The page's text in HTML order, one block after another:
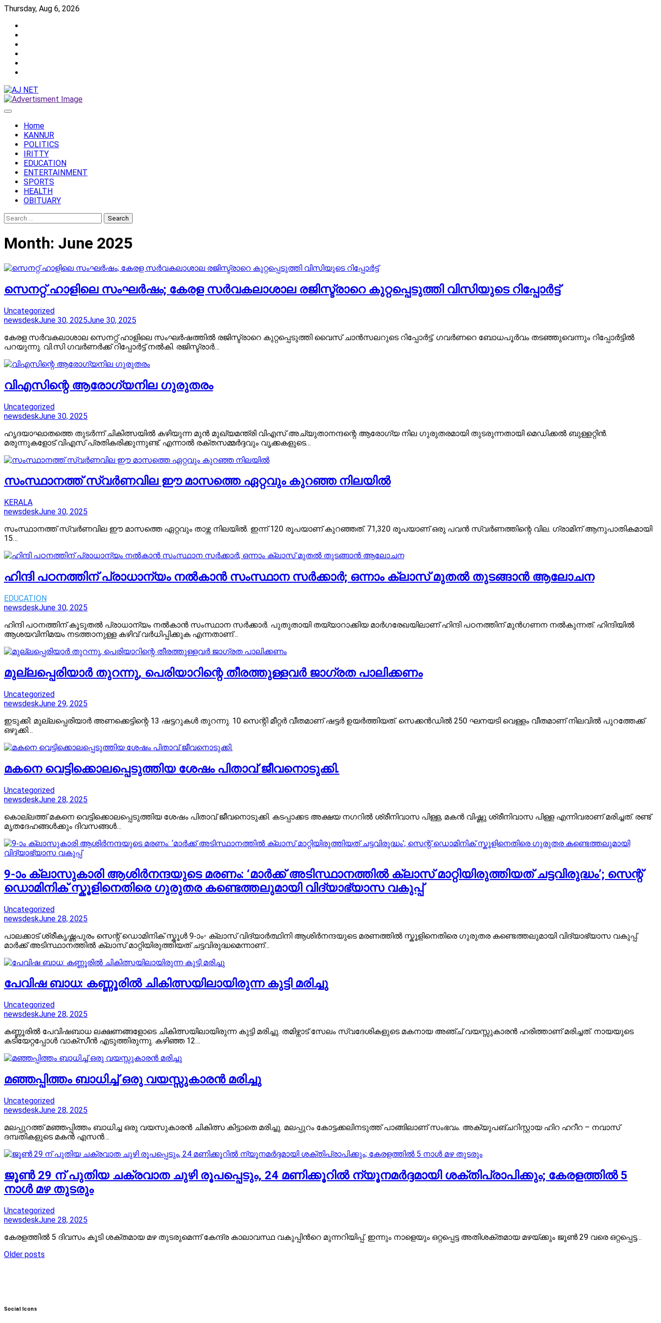
Skip
content
Thursday, Aug 6, 2026
Home
KANNUR
POLITICS
IRITTY
EDUCATION
ENTERTAINMENT
SPORTS
HEALTH
OBITUARY
Search
for:
Month: June 2025
സെനറ്റ് ഹാളിലെ സംഘർഷം; കേരള സർവകലാശാല രജിസ്ട്രാറെ കുറ്റപ്പെടുത്തി വിസിയുടെ റിപ്പോർട്ട്
Uncategorized
newsdeskJune 30, 2025June 30, 2025
കേരള സർവകലാശാല സെനറ്റ് ഹാളിലെ സംഘർഷത്തിൽ രജിസ്ട്രാറെ കുറ്റപ്പെടുത്തി വൈസ് ചാൻസലറുടെ റിപ്പോർട്ട്. ഗവർണറെ ബോധപൂർവം തടഞ്ഞുവെന്നും റിപ്പോർട്ടിൽ
പറയുന്നു. വി.സി ഗവർണർക്ക് റിപ്പോർട്ട് നൽകി. രജിസ്ട്രാർ…
വിഎസിന്റെ ആരോഗ്യനില ഗുരുതരം
Uncategorized
newsdeskJune 30, 2025
ഹൃദയാഘാതത്തെ തുടർന്ന് ചികിത്സയിൽ കഴിയുന്ന മുൻ മുഖ്യമന്ത്രി വിഎസ് അച്യുതാനന്ദന്റെ ആരോഗ്യ നില ഗുരുതരമായി തുടരുന്നതായി മെഡിക്കൽ ബുള്ളറ്റിൻ.
മരുന്നുകളോട് വിഎസ് പ്രതികരിക്കുന്നുണ്ട്. എന്നാൽ രക്തസമ്മർദ്ദവും വൃക്കകളുടെ…
സംസ്ഥാനത്ത് സ്വർണവില ഈ മാസത്തെ ഏറ്റവും കുറഞ്ഞ നിലയിൽ
KERALA
newsdeskJune 30, 2025
സംസ്ഥാനത്ത് സ്വര്‍ണവില ഈ മാസത്തെ ഏറ്റവും താഴ്ന്ന നിലയില്‍. ഇന്ന് 120 രൂപയാണ് കുറഞ്ഞത്. 71,320 രൂപയാണ് ഒരു പവന്‍ സ്വര്‍ണത്തിന്റെ വില. ഗ്രാമിന് ആനുപാതികമായി
15…
ഹിന്ദി പഠനത്തിന് പ്രാധാന്യം നൽകാൻ സംസ്ഥാന സർക്കാർ; ഒന്നാം ക്ലാസ് മുതൽ തുടങ്ങാൻ ആലോചന
EDUCATION
newsdeskJune 30, 2025
ഹിന്ദി പഠനത്തിന് കൂടുതൽ പ്രാധാന്യം നൽകാൻ സംസ്ഥാന സർക്കാർ. പുതുതായി തയ്യാറാക്കിയ മാർഗരേഖയിലാണ് ഹിന്ദി പഠനത്തിന് മുൻഗണന നൽകുന്നത്. ഹിന്ദിയിൽ
ആശയവിനിമയം നടത്താനുള്ള കഴിവ് വർധിപ്പിക്കുക എന്നതാണ്…
മുല്ലപ്പെരിയാർ തുറന്നു, പെരിയാറിന്റെ തീരത്തുള്ളവർ ജാഗ്രത പാലിക്കണം
Uncategorized
newsdeskJune 29, 2025
ഇടുക്കി: മുല്ലപ്പെരിയാർ അണക്കെട്ടിന്റെ 13 ഷട്ടറുകൾ തുറന്നു. 10 സെന്റി മീറ്റർ വീതമാണ് ഷട്ടർ ഉയർത്തിയത്. സെക്കൻഡിൽ 250 ഘനയടി വെള്ളം വീതമാണ് നിലവിൽ പുറത്തേക്ക്
ഒഴുക്കി…
മകനെ വെട്ടിക്കൊലപ്പെടുത്തിയ ശേഷം പിതാവ് ജീവനൊടുക്കി.
Uncategorized
newsdeskJune 28, 2025
കൊല്ലത്ത് മകനെ വെട്ടിക്കൊലപ്പെടുത്തിയ ശേഷം പിതാവ് ജീവനൊടുക്കി. കടപ്പാക്കട അക്ഷയ നഗറില്‍ ശ്രീനിവാസ പിള്ള, മകന്‍ വിഷ്ണു ശ്രീനിവാസ പിള്ള എന്നിവരാണ് മരിച്ചത്. രണ്ട്
മൃതദേഹങ്ങള്‍ക്കും ദിവസങ്ങള്‍…
9-ാം ക്ലാസുകാരി ആശിർനന്ദയുടെ മരണം: ‘മാർക്ക് അടിസ്ഥാനത്തിൽ ക്ലാസ് മാറ്റിയിരുത്തിയത് ചട്ടവിരുദ്ധം’; സെന്റ്
ഡൊമിനിക് സ്കൂളിനെതിരെ ​ഗുരുതര കണ്ടെത്തലുമായി വിദ്യാഭ്യാസ വകുപ്പ്
Uncategorized
newsdeskJune 28, 2025
പാലക്കാട് ശ്രീകൃഷ്ണപുരം സെന്റ് ഡൊമിനിക് സ്കൂൾ 9-ാം- ക്ലാസ് വിദ്യാർത്ഥിനി ആശിർനന്ദയുടെ മരണത്തിൽ സ്കൂളിനെതിരെ ​ഗുരുതര കണ്ടെത്തലുമായി വിദ്യാഭ്യാസ വകുപ്പ്.
മാർക്ക് അടിസ്ഥാനത്തിൽ ക്ലാസ് മാറ്റിയിരുത്തിയത് ചട്ടവിരുദ്ധമെന്നാണ്…
പേവിഷ ബാധ: കണ്ണൂരിൽ ചികിത്സയിലായിരുന്ന കുട്ടി മരിച്ചു
Uncategorized
newsdeskJune 28, 2025
കണ്ണൂരിൽ പേവിഷബാധ ലക്ഷണങ്ങളോടെ ചികിത്സയിലായിരുന്ന കുട്ടി മരിച്ചു. തമിഴ്നാട് സേലം സ്വദേശികളുടെ മകനായ അഞ്ച് വയസ്സുകാരൻ ഹരിത്താണ് മരിച്ചത്. നായയുടെ
കടിയേറ്റപ്പോൾ വാക്സീൻ എടുത്തിരുന്നു. കഴിഞ്ഞ 12…
മഞ്ഞപ്പിത്തം ബാധിച്ച് ഒരു വയസ്സുകാരൻ മരിച്ചു
Uncategorized
newsdeskJune 28, 2025
മലപ്പുറത്ത് മഞ്ഞപ്പിത്തം ബാധിച്ച ഒരു വയസുകാരൻ ചികിത്സ കിട്ടാതെ മരിച്ചു. മലപ്പുറം കോട്ടക്കലിനടുത്ത് പാങ്ങിലാണ് സംഭവം. അക്യുപങ്ചറിസ്റ്റായ ഹിറ ഹറീറ – നവാസ്
ദമ്പതികളുടെ മകൻ എസൻ…
ജൂൺ 29 ന് പുതിയ ചക്രവാത ചുഴി രൂപപ്പെടും, 24 മണിക്കൂറിൽ ന്യൂനമർദ്ദമായി ശക്തിപ്രാപിക്കും; കേരളത്തിൽ 5
നാൾ മഴ തുടരും
Uncategorized
newsdeskJune 28, 2025
കേരളത്തിൽ 5 ദിവസം കൂടി ശക്തമായ മഴ തുടരുമെന്ന് കേന്ദ്ര കാലാവസ്ഥ വകുപ്പിന്‍റെ മുന്നറിയിപ്പ്. ഇന്നും നാളെയും ഒറ്റപ്പെട്ട അതിശക്തമായ മഴയ്ക്കും ജൂൺ 29 വരെ ഒറ്റപ്പെട്ട…
Posts
Older posts
Social Icons